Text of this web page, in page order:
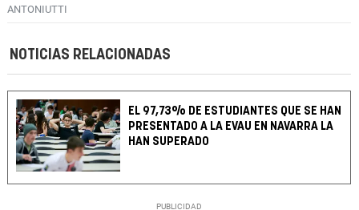
ANTONIUTTI
NOTICIAS RELACIONADAS
EL 97,73% DE ESTUDIANTES QUE SE HAN
PRESENTADO A LA EVAU EN NAVARRA LA
HAN SUPERADO